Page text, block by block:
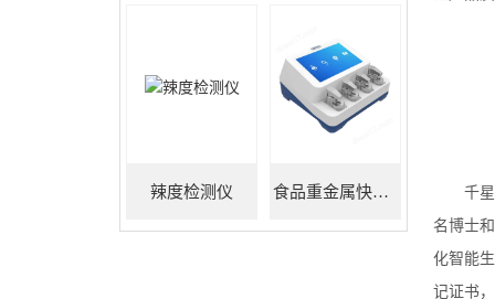
辣度检测仪 食品重金属快速检测仪
千
名博士
化智能
记证书